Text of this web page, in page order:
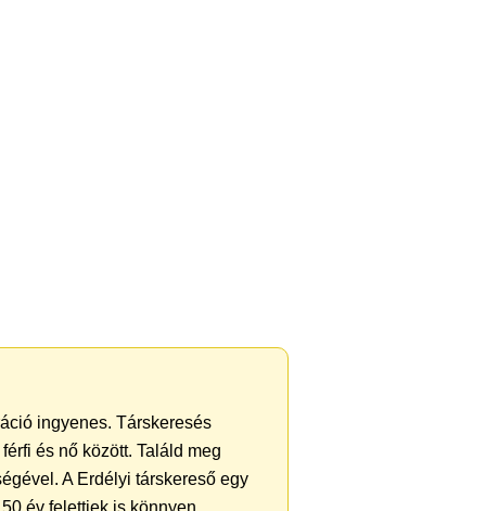
ingyenes. Társkeresés
és nő között. Találd meg
A Erdélyi társkereső egy
év felettiek is könnyen